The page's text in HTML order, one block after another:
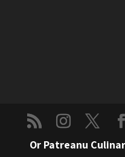
Or Patreanu